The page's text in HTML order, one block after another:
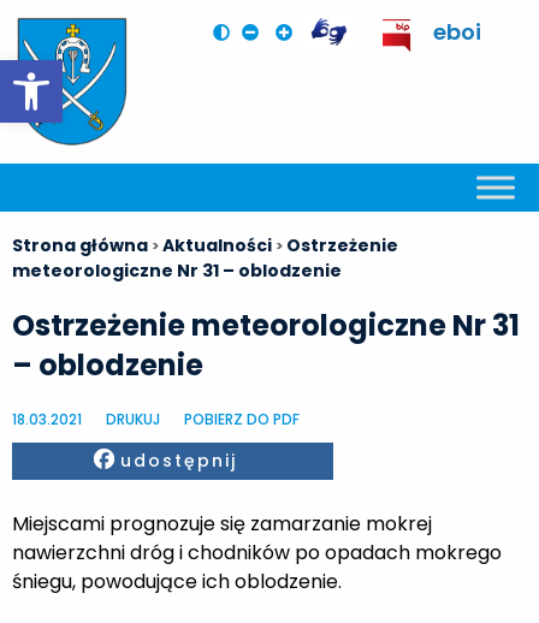
Otwórz pasek narzędzi
eboi
Strona główna >Aktualności > Ostrzeżenie
meteorologiczne Nr 31 – oblodzenie
Ostrzeżenie meteorologiczne Nr 31
– oblodzenie
18.03.2021 DRUKUJ POBIERZ DO PDF
Facebook
udostępnij
Miejscami prognozuje się zamarzanie mokrej
nawierzchni dróg i chodników po opadach mokrego
śniegu, powodujące ich oblodzenie.